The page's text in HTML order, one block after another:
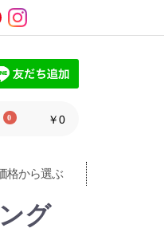
0 ￥0
格から選ぶ
グ